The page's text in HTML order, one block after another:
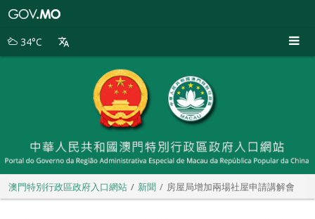
別
34°C
澳門特別行政區政府入口網站 新聞 房屋局增加兩場社屋申請講解會